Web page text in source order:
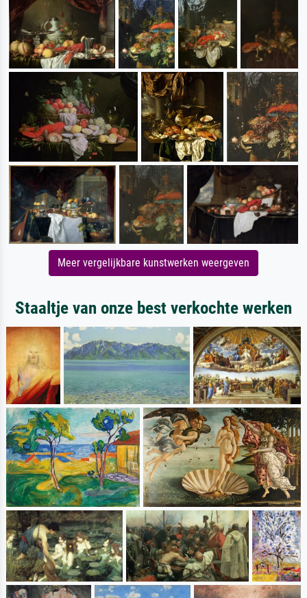
Meer vergelijkbare kunstwerken weergeven
Staaltje van onze best verkochte werken